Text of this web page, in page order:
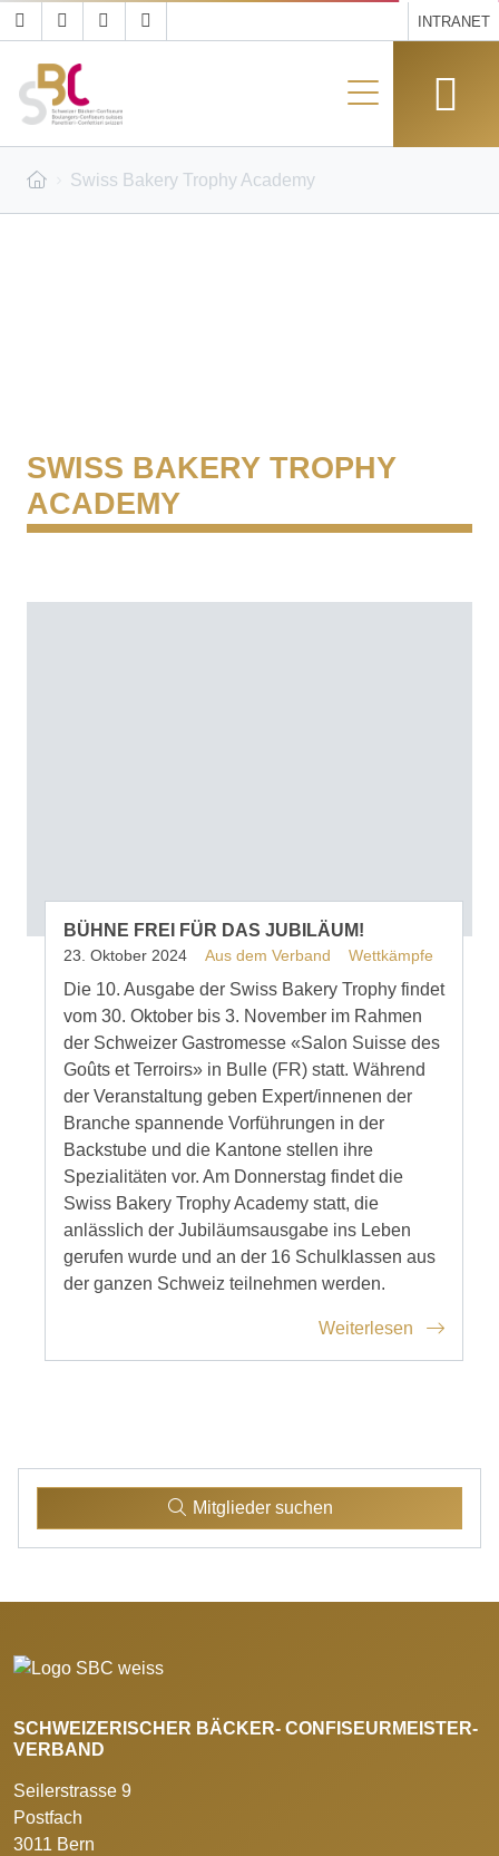
INTRANET
Swiss Bakery Trophy Academy
SWISS BAKERY TROPHY
ACADEMY
BÜHNE FREI FÜR DAS JUBILÄUM!
23. Oktober 2024 Aus dem Verband Wettkämpfe
Die 10. Ausgabe der Swiss Bakery Trophy findet
vom 30. Oktober bis 3. November im Rahmen
der Schweizer Gastromesse «Salon Suisse des
Goûts et Terroirs» in Bulle (FR) statt. Während
der Veranstaltung geben Expert/innenen der
Branche spannende Vorführungen in der
Backstube und die Kantone stellen ihre
Spezialitäten vor. Am Donnerstag findet die
Swiss Bakery Trophy Academy statt, die
anlässlich der Jubiläumsausgabe ins Leben
gerufen wurde und an der 16 Schulklassen aus
der ganzen Schweiz teilnehmen werden.
Weiterlesen
Mitglieder suchen
SCHWEIZERISCHER BÄCKER- CONFISEURMEISTER-
VERBAND
Seilerstrasse 9
Postfach
3011 Bern